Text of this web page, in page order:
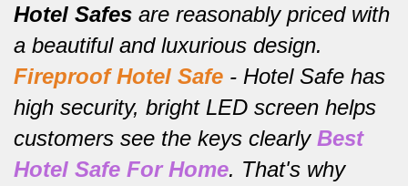
Hotel Safes are reasonably priced with
a beautiful and luxurious design.
Fireproof Hotel Safe - Hotel Safe has
high security, bright LED screen helps
customers see the keys clearly Best
Hotel Safe For Home. That's why